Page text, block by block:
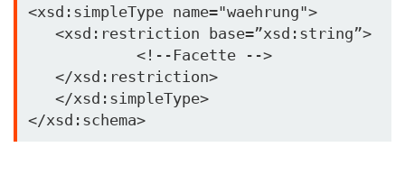
<xsd:simpleType name="waehrung">
   <xsd:restriction
base=”xsd: string”>
            <!--Facette -->
   </xsd:restriction>
   </xsd:simpleType>